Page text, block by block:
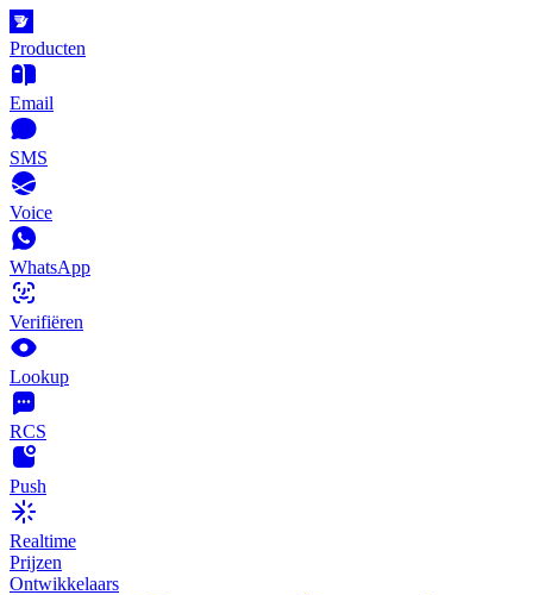
Producten
Email
SMS
Voice
WhatsApp
Verifiëren
Lookup
RCS
Push
Realtime
Prijzen
Ontwikkelaars